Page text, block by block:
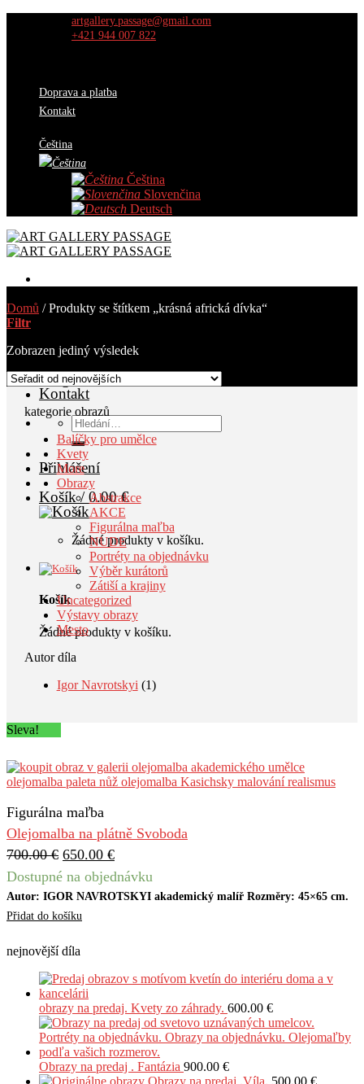
artgallery.passage@gmail.com
+421 944 007 822
Doprava a platba
Kontakt
Čeština
Čeština
Slovenčina
Deutsch
Obrazy
Výběr kurátorů
Výstavy
Blog
Kontakt
Hledat:
Přihlášení
Košík /0.00€
Žádné produkty v košíku.
Košík
Žádné produkty v košíku.
Domů /Produkty se štítkem „krásná africká dívka“
Filtr
Zobrazen jediný výsledek
kategorie obrazů
Balíčky pro umělce
Kvety
More
Obrazy
Abstrakce
AKCE
Figurálna maľba
NUDE
Portréty na objednávku
Výběr kurátorů
Zátiší a krajiny
Uncategorized
Výstavy obrazy
Mesto
Autor díla
Igor Navrotskyi (1)
Sleva!
Figurálna maľba
Olejomalba na plátně Svoboda
700.00€ 650.00 €
Dostupné na objednávku
Autor: IGOR NAVROTSKYI akademický malíř Rozměry: 45×65 cm.
Přidat do košíku
nejnovější díla
obrazy na predaj. Kvety zo záhrady. 600.00 €
Obrazy na predaj . Fantázia 900.00 €
Obrazy na predaj .Víla. 500.00 €